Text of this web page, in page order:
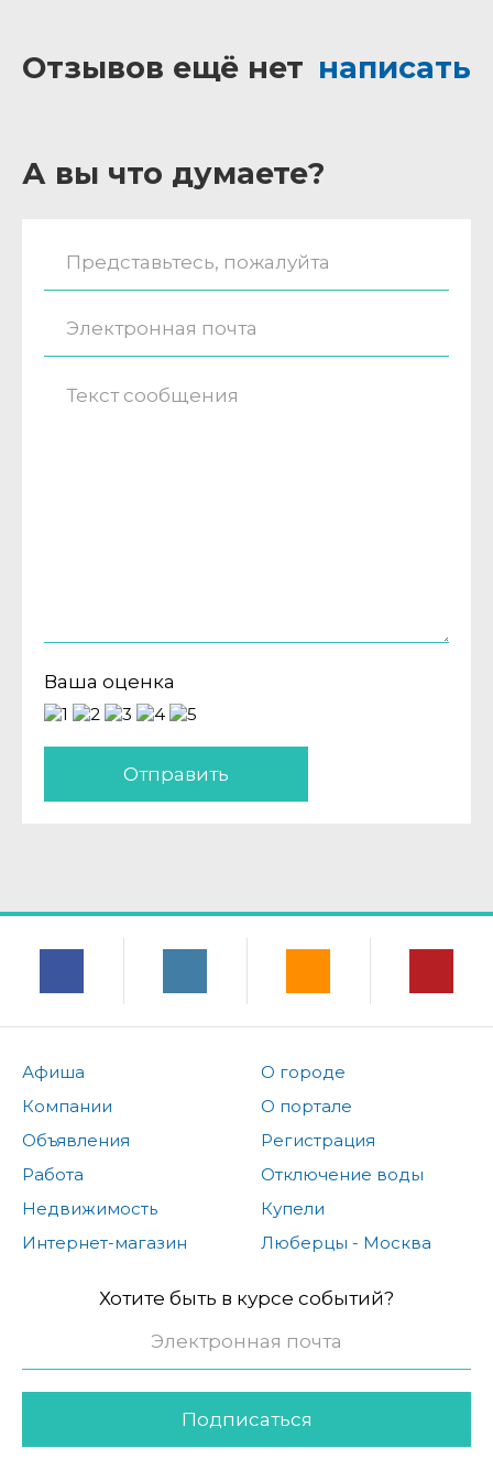
Отзывов ещё нет написать
А вы что думаете?
Ваша оценка
Отправить
Афиша
Компании
Объявления
Работа
Недвижимость
Интернет-магазин
О городе
О портале
Регистрация
Отключение воды
Купели
Люберцы - Москва
Хотите быть в курсе событий?
Подписаться